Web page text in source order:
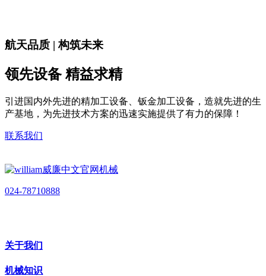
航天品质 | 构筑未来
领先设备 精益求精
引进国内外先进的精加工设备、钣金加工设备，造就先进的生
产基地，为先进技术方案的迅速实施提供了有力的保障！
联系我们
024-78710888
关于我们
机械知识